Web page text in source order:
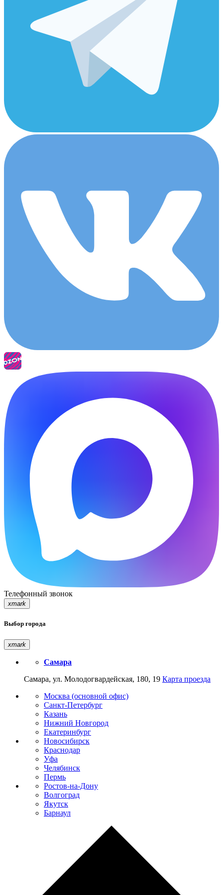
Телефонный звонок
xmark
Выбор города
xmark
Самара
Самара, ул. Молодогвардейская, 180, 19 Карта проезда
Москва (основной офис)
Санкт-Петербург
Казань
Нижний Новгород
Екатеринбург
Новосибирск
Краснодар
Уфа
Челябинск
Пермь
Ростов-на-Дону
Волгоград
Якутск
Барнаул